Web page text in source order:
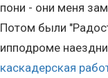
пони - они меня
Потом были
ипподроме
каскадерская